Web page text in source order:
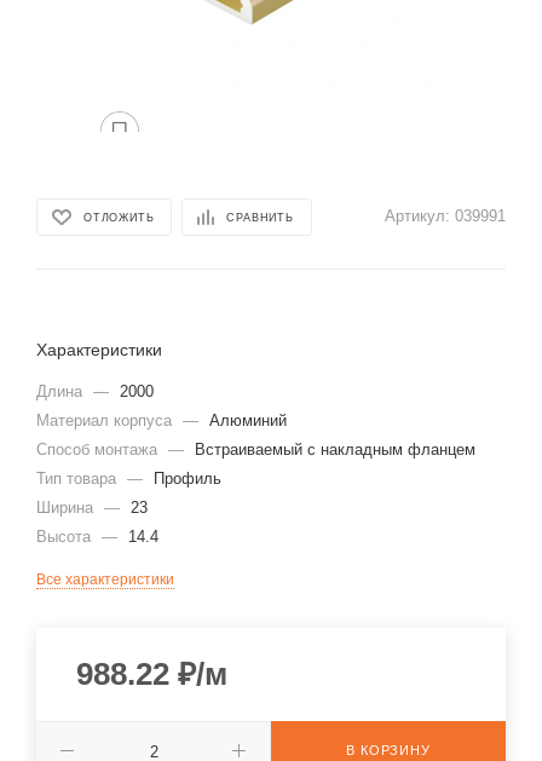
ОТЛОЖИТЬ СРАВНИТЬ Артикул: 039991
Характеристики
Длина — 2000
Материал корпуса — Алюминий
Способ монтажа —
Встраиваемый с накладным фланцем
Тип товара —
Профиль
Ширина — 23
Высота — 14.4
Все характеристики
988.22 ₽/м
В КОРЗИНУ